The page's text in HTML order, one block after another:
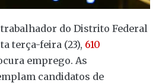
do Distrito Federal
terça-feira (23), 610
emprego. As
candidatos de